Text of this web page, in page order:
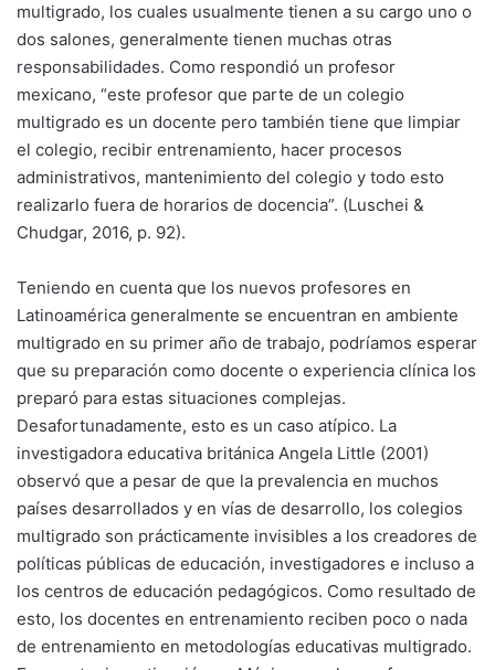
multigrado, los cuales usualmente tienen a su cargo uno o
dos salones, generalmente tienen muchas otras
responsabilidades. Como respondió un profesor
mexicano, “este profesor que parte de un colegio
multigrado es un docente pero también tiene que limpiar
el colegio, recibir entrenamiento, hacer procesos
administrativos, mantenimiento del colegio y todo esto
realizarlo fuera de horarios de docencia”. (Luschei &
Chudgar, 2016, p. 92).
Teniendo en cuenta que los nuevos profesores en
Latinoamérica generalmente se encuentran en ambiente
multigrado en su primer año de trabajo, podríamos esperar
que su preparación como docente o experiencia clínica los
preparó para estas situaciones complejas.
Desafortunadamente, esto es un caso atípico. La
investigadora educativa británica Angela Little (2001)
observó que a pesar de que la prevalencia en muchos
países desarrollados y en vías de desarrollo, los colegios
multigrado son prácticamente invisibles a los creadores de
políticas públicas de educación, investigadores e incluso a
los centros de educación pedagógicos. Como resultado de
esto, los docentes en entrenamiento reciben poco o nada
de entrenamiento en metodologías educativas multigrado.